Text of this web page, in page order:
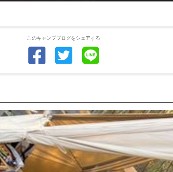
このキャンプブログをシェアする